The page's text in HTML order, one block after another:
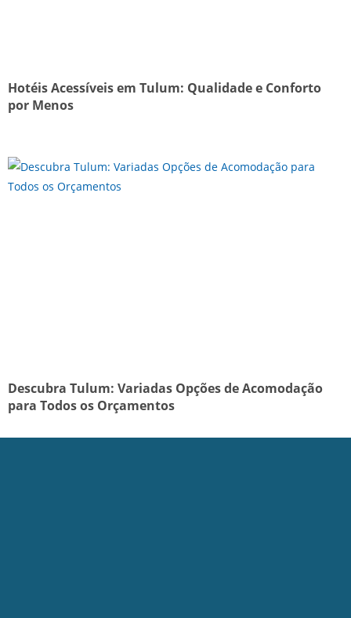
Hotéis Acessíveis em Tulum: Qualidade e Conforto
por Menos
Descubra Tulum: Variadas Opções de Acomodação
para Todos os Orçamentos